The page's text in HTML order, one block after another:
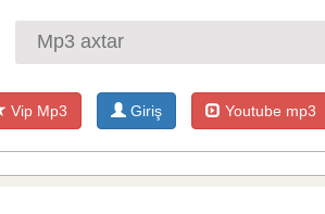
Vip Mp3 Giriş Youtube mp3